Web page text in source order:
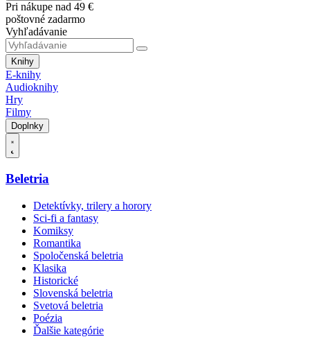
Pri nákupe nad 49 €
poštovné zadarmo
Vyhľadávanie
Knihy
E-knihy
Audioknihy
Hry
Filmy
Doplnky
Beletria
Detektívky, trilery a horory
Sci-fi a fantasy
Komiksy
Romantika
Spoločenská beletria
Klasika
Historické
Slovenská beletria
Svetová beletria
Poézia
Ďalšie kategórie